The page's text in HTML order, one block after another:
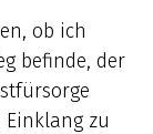
ob ich
befinde, der
Einklang zu